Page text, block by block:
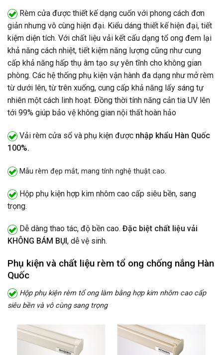
Rèm cửa được thiết kế dạng cuốn với phong cách đơn
giản nhưng vô cùng hiện đại. Kiểu dáng thiết kế hiện đại, tiết
kiệm diện tích. Với chất liệu vải kết cấu dạng tổ ong đem lại
khả năng cách nhiệt, tiết kiệm năng lượng cũng như cung
cấp khả năng hấp thụ âm tạo sự yên tĩnh cho không gian
phòng. Các hệ thống phụ kiện vận hành đa dạng như mở rèm
từ dưới lên, từ trên xuống, cung cấp khả năng lấy sáng tự
nhiên một cách linh hoạt. Đồng thời tính năng cản tia UV lên
tới 99% giúp bảo vệ không gian nội thất hoàn hảo
Vải rèm cửa sổ và phụ kiện được nhập khẩu Hàn Quốc
100%.
Mẫu rèm đẹp mắt, mang tính nghệ thuật cao.
Hộp phụ kiện hợp kim nhôm cao cấp siêu bền, sang
trọng.
Dễ dàng thao tác, độ bền cao. Đặc biệt chất liệu vải
KHÔNG BÁM BỤI , dễ vệ sinh.
Phụ kiện và chất liệu rèm tổ ong chống nắng Hàn
Quốc
Hộp phụ kiện rèm tổ ong làm bằng hợp kim nhôm cao cấp
siêu bền và vô cùng sang trọng